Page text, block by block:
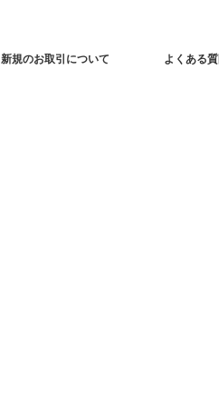
新規のお取引について よくある